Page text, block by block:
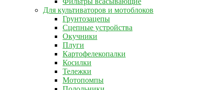
Для культиваторов и мотоблоков
Грунтозацепы
Сцепные устройства
Окучники
Плуги
Картофелекопалки
Косилки
Тележки
Мотопомпы